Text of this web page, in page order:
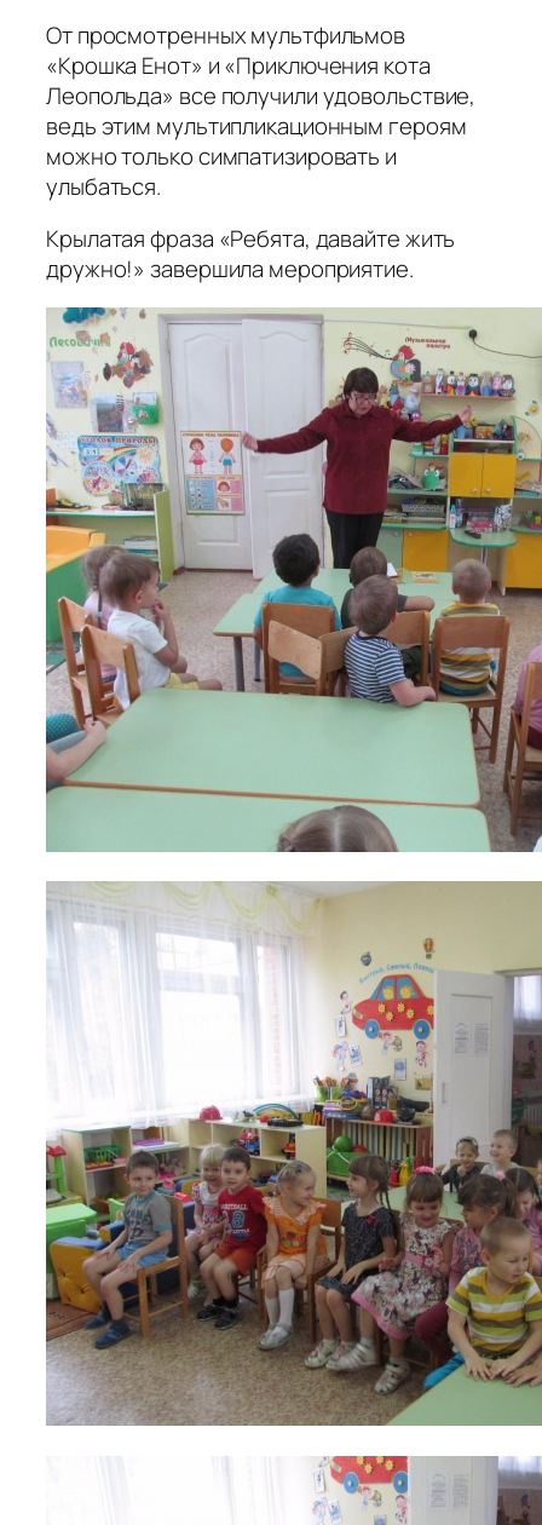
От просмотренных мультфильмов
«Крошка Енот» и «Приключения кота
Леопольда» все получили удовольствие,
ведь этим мультипликационным героям
можно только симпатизировать и
улыбаться.
Крылатая фраза «Ребята, давайте жить
дружно!» завершила мероприятие.